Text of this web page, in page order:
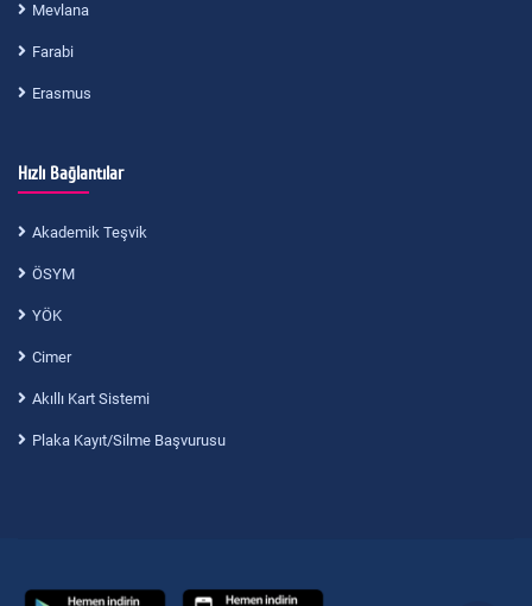
Mevlana
Farabi
Erasmus
Hızlı Bağlantılar
Akademik Teşvik
ÖSYM
YÖK
Cimer
Akıllı Kart Sistemi
Plaka Kayıt/Silme Başvurusu